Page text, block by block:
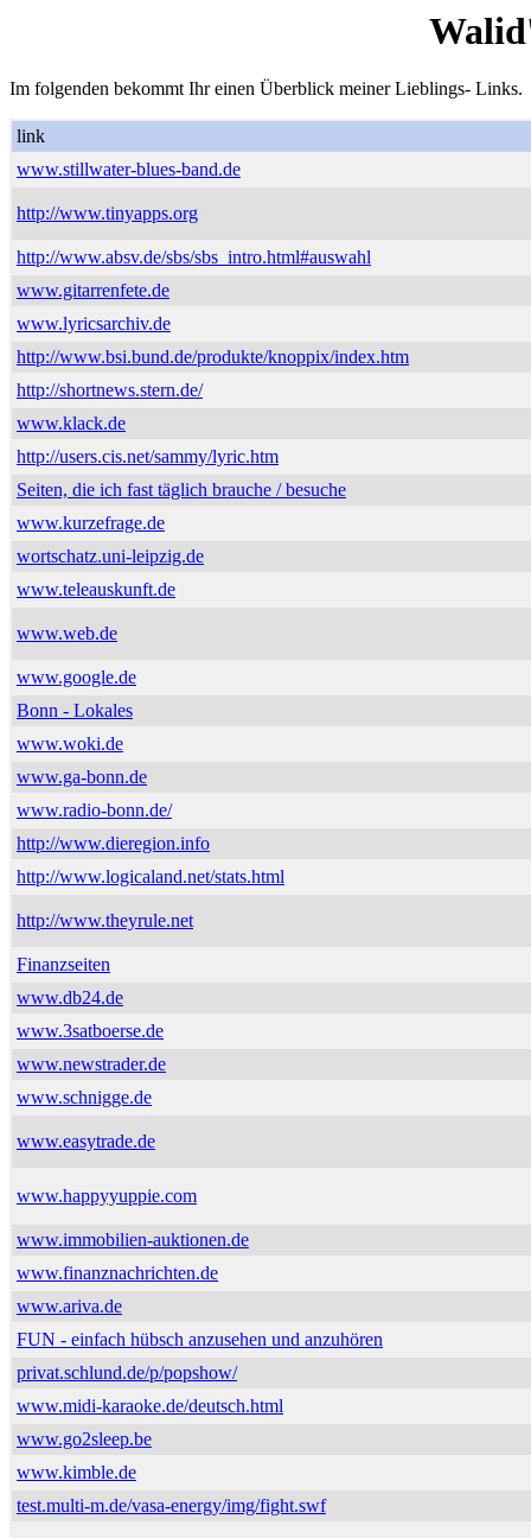
Im folgenden bekommt Ihr einen Überblick meiner Lieblings- Links.
link
www.stillwater-blues-band.de
http://www.tinyapps.org
http://www.absv.de/sbs/sbs_intro.html#auswahl
www.gitarrenfete.de
www.lyricsarchiv.de
http://www.bsi.bund.de/produkte/knoppix/index.htm
http://shortnews.stern.de/
www.klack.de
http://users.cis.net/sammy/lyric.htm
Seiten, die ich fast täglich brauche / besuche
www.kurzefrage.de
wortschatz.uni-leipzig.de
www.teleauskunft.de
www.web.de
www.google.de
Bonn - Lokales
www.woki.de
www.ga-bonn.de
www.radio-bonn.de/
http://www.dieregion.info
http://www.logicaland.net/stats.html
http://www.theyrule.net
Finanzseiten
www.db24.de
www.3satboerse.de
www.newstrader.de
www.schnigge.de
www.easytrade.de
www.happyyuppie.com
www.immobilien-auktionen.de
www.finanznachrichten.de
www.ariva.de
FUN - einfach hübsch anzusehen und anzuhören
privat.schlund.de/p/popshow/
www.midi-karaoke.de/deutsch.html
www.go2sleep.be
www.kimble.de
test.multi-m.de/vasa-energy/img/fight.swf